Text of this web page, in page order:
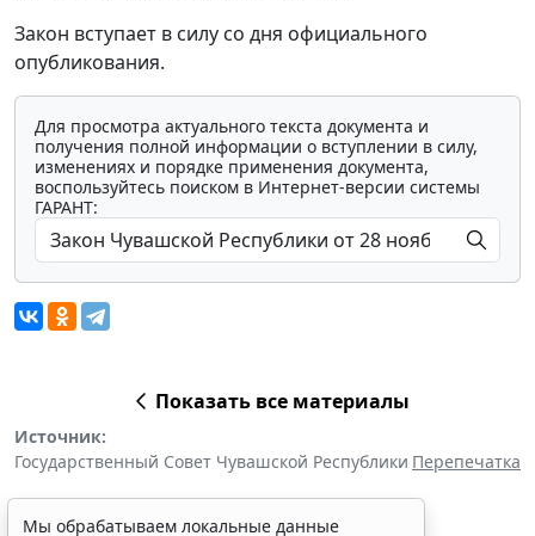
Закон вступает в силу со дня официального
опубликования.
Для просмотра актуального текста документа и
получения полной информации о вступлении в силу,
изменениях и порядке применения документа,
воспользуйтесь поиском в Интернет-версии системы
ГАРАНТ:
Показать все материалы
Источник:
Государственный Совет Чувашской Республики Перепечатка
Мы обрабатываем локальные данные